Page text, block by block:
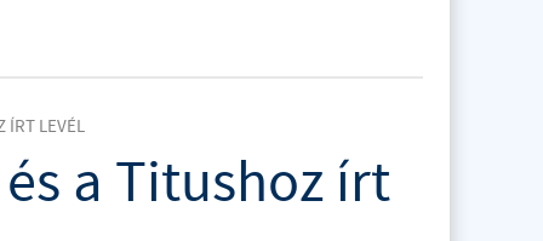
ÍRT LEVÉL
a Titushoz írt